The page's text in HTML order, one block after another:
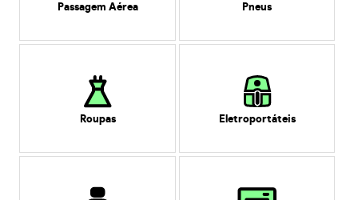
Passagem Aérea Pneus
Roupas Eletroportáteis